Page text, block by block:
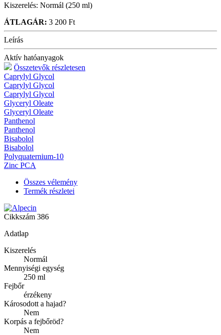
Kiszerelés: Normál (250 ml)
ÁTLAGÁR: 3 200 Ft
Leírás
Aktív hatóanyagok
Összetevők részletesen
Caprylyl Glycol
Caprylyl Glycol
Caprylyl Glycol
Glyceryl Oleate
Glyceryl Oleate
Panthenol
Panthenol
Bisabolol
Bisabolol
Polyquaternium-10
Zinc PCA
Összes vélemény
Termék részletei
Cikkszám 386
Adatlap
Kiszerelés
Normál
Mennyiségi egység
250 ml
Fejbőr
érzékeny
Károsodott a hajad?
Nem
Korpás a fejbőröd?
Nem